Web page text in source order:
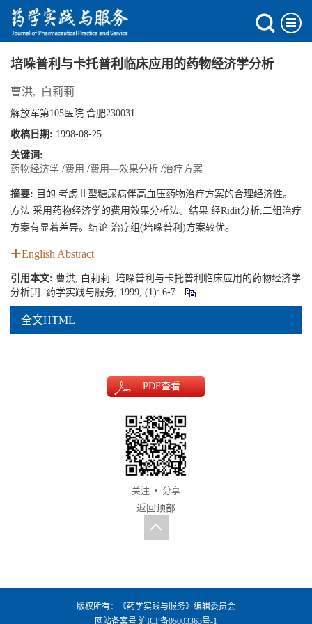
培哚普利与卡托普利临床应用的药物经济学分析
曹洪, 白莉莉
解放军第105医院 合肥230031
收稿日期: 1998-08-25
关键词:
药物经济学 /费用 /费用—效果分析 /治疗方案
摘要: 目的 考虑Ⅱ型糖尿病伴高血压药物治疗方案的合理经济性。
方法 采用药物经济学的费用效果分析法。结果 经Ridit分析,二组治疗
方案有显着差异。结论 治疗组(培哚普利)方案较优。
English Abstract
引用本文: 曹洪, 白莉莉. 培哚普利与卡托普利临床应用的药物经济学
分析[J]. 药学实践与服务, 1999, (1): 6-7.
全文HTML
PDF查看
关注
分享
返回顶部
版权所有：《药学实践与服务》编辑委员会
网站备案号 沪ICP备05003363号-1